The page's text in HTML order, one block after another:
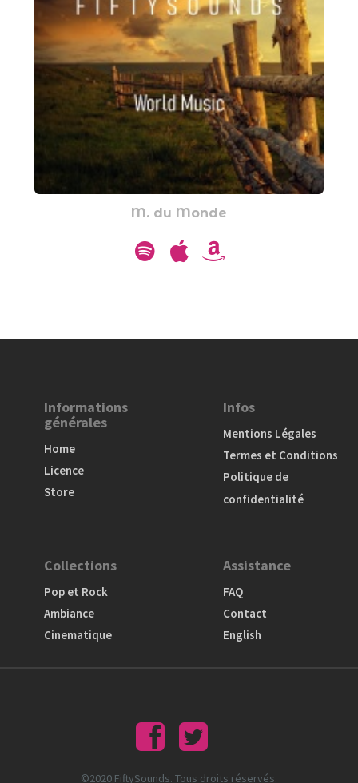
M. du Monde
Informations
générales
Home
Licence
Store
Infos
Mentions Légales
Termes et Conditions
Politique de
confidentialité
Collections
Pop et Rock
Ambiance
Cinematique
Assistance
FAQ
Contact
English
©2020 FiftySounds. Tous droits réservés.